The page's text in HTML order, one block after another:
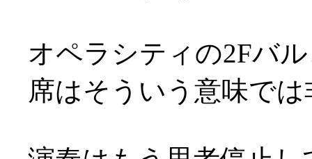
オペラシティの2Fバ
席はそういう意味で